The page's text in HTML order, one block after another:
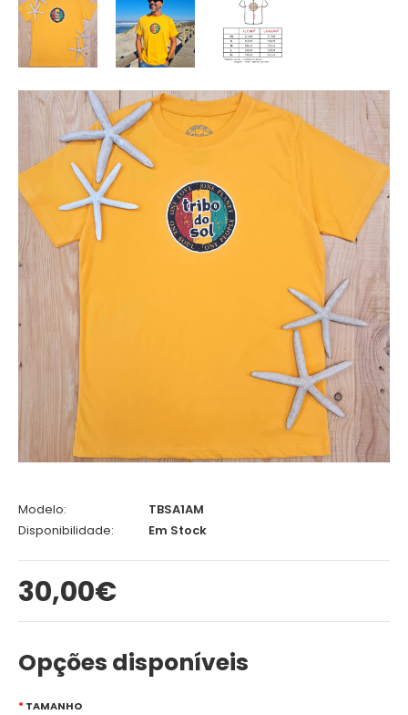
Modelo:
TBSA1AM
Disponibilidade:
Em Stock
30,00€
Opções disponíveis
TAMANHO